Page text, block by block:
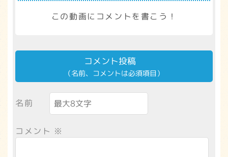
この動画にコメントを書こう！
コメント投稿
（名前、コメントは必須項目）
名前
コメント ※